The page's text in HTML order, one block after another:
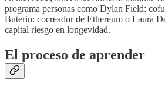
programa personas como Dylan Field:
Buterin: cocreador de Ethereum o Laura
capital riesgo en longevidad.
El proceso de aprender